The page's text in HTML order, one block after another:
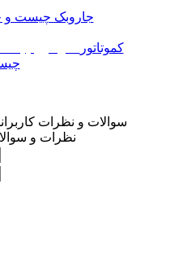
جاروبک چیست و
کموتاتور
سوالات و نظرات کاربران
نظرات و